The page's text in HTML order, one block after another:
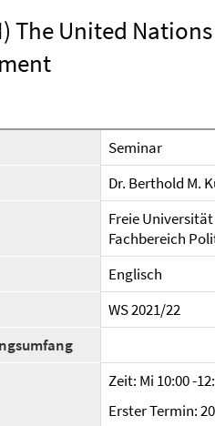
The United
Seminar
Dr. Berthold M.
Freie
Fachbereich
Englisch
WS 2021/22
Zeit: Mi 10:00 -
Erster Termin: